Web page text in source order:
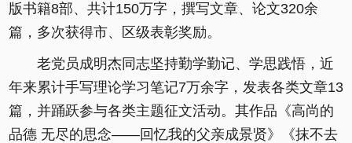
版书籍8部、共计150万字，撰写文章、论文320余
篇，多次获得市、区级表彰奖励。
老党员成明杰同志坚持勤学勤记、学思践悟，近
年来累计手写理论学习笔记7万余字，发表各类文章13
篇，并踊跃参与各类主题征文活动。其作品《高尚的
品德 无尽的思念——回忆我的父亲成景贤》《抹不去